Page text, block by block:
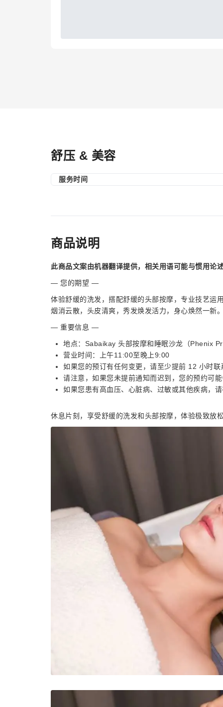
舒压 & 美容
服务时间
商品说明
此商品文案由机器翻译提供，相关用语可能与惯用论
— 您的期望 —
体验舒缓的洗发，搭配舒缓的头部按摩，专业技艺运
烟消云散，头皮清爽，秀发焕发活力，身心焕然一新
— 重要信息 —
地点：Sabaikay 头部按摩和睡眠沙龙（Phenix
营业时间：上午11:00至晚上9:00
如果您的预订有任何变更，请至少提前 12 小时联
请注意，如果您未提前通知而迟到，您的预约可
如果您患有高血压、心脏病、过敏或其他疾病，
休息片刻，享受舒缓的洗发和头部按摩，体验极致放